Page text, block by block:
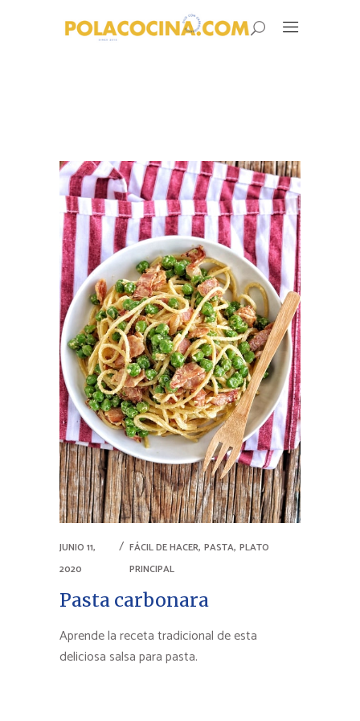
JUNIO 11,
2020
FÁCIL DE HACER,PASTA,PLATO
PRINCIPAL
Pasta carbonara
Aprende la receta tradicional de esta
deliciosa salsa para pasta.